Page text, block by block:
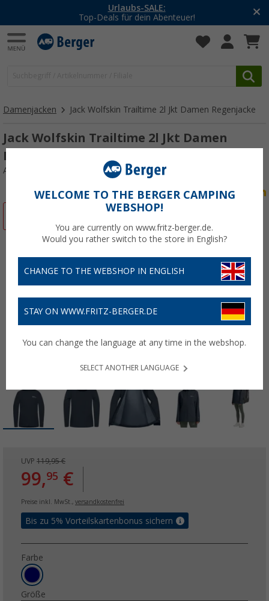
-20% auf Kleidung und
Mit dem Aktionscode
20SSV
Damenjacken Jack Wolfskin Trailtime 2l Jkt Damen Regenjacke
Jack Wolfskin Trailtime 2l Jkt Damen
Regenjacke
Art.-Nr.: 434148XXL
UVP 119,95 €
99,95 €
Preise inkl. MwSt., versandkostenfrei
Bis zu 5% Vorteilskartenbonus sichern
Farbe
Größe
WELCOME TO THE BERGER CAMPING
WEBSHOP!
You are currently on www.fritz-berger.de.
Would you rather switch to the store in English?
CHANGE TO THE WEBSHOP IN ENGLISH
STAY ON WWW.FRITZ-BERGER.DE
You can change the language at any time in the webshop.
SELECT ANOTHER LANGUAGE